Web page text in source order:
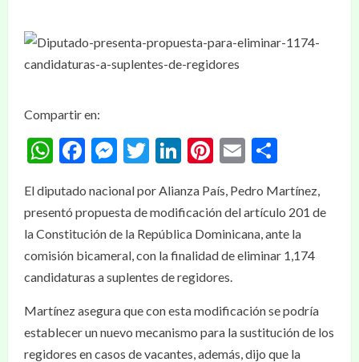
Compartir en:
WhatsApp
Facebook
Messenger
Twitter
LinkedIn
Pinterest
Email
El diputado nacional por Alianza País, Pedro Martínez,
presentó propuesta de modificación del artículo 201 de
la Constitución de la República Dominicana, ante la
comisión bicameral, con la finalidad de eliminar 1,174
candidaturas a suplentes de regidores.
Martínez asegura que con esta modificación se podría
establecer un nuevo mecanismo para la sustitución de los
regidores en casos de vacantes, además, dijo que la